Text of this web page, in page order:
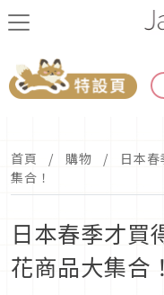
首頁 購物
日本
集合！
日本春季才買
花商品大集合！